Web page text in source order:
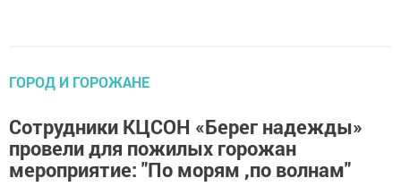
ГОРОД И ГОРОЖАНЕ
Сотрудники КЦСОН «Берег надежды»
провели для пожилых горожан
мероприятие: "По морям ,по волнам"